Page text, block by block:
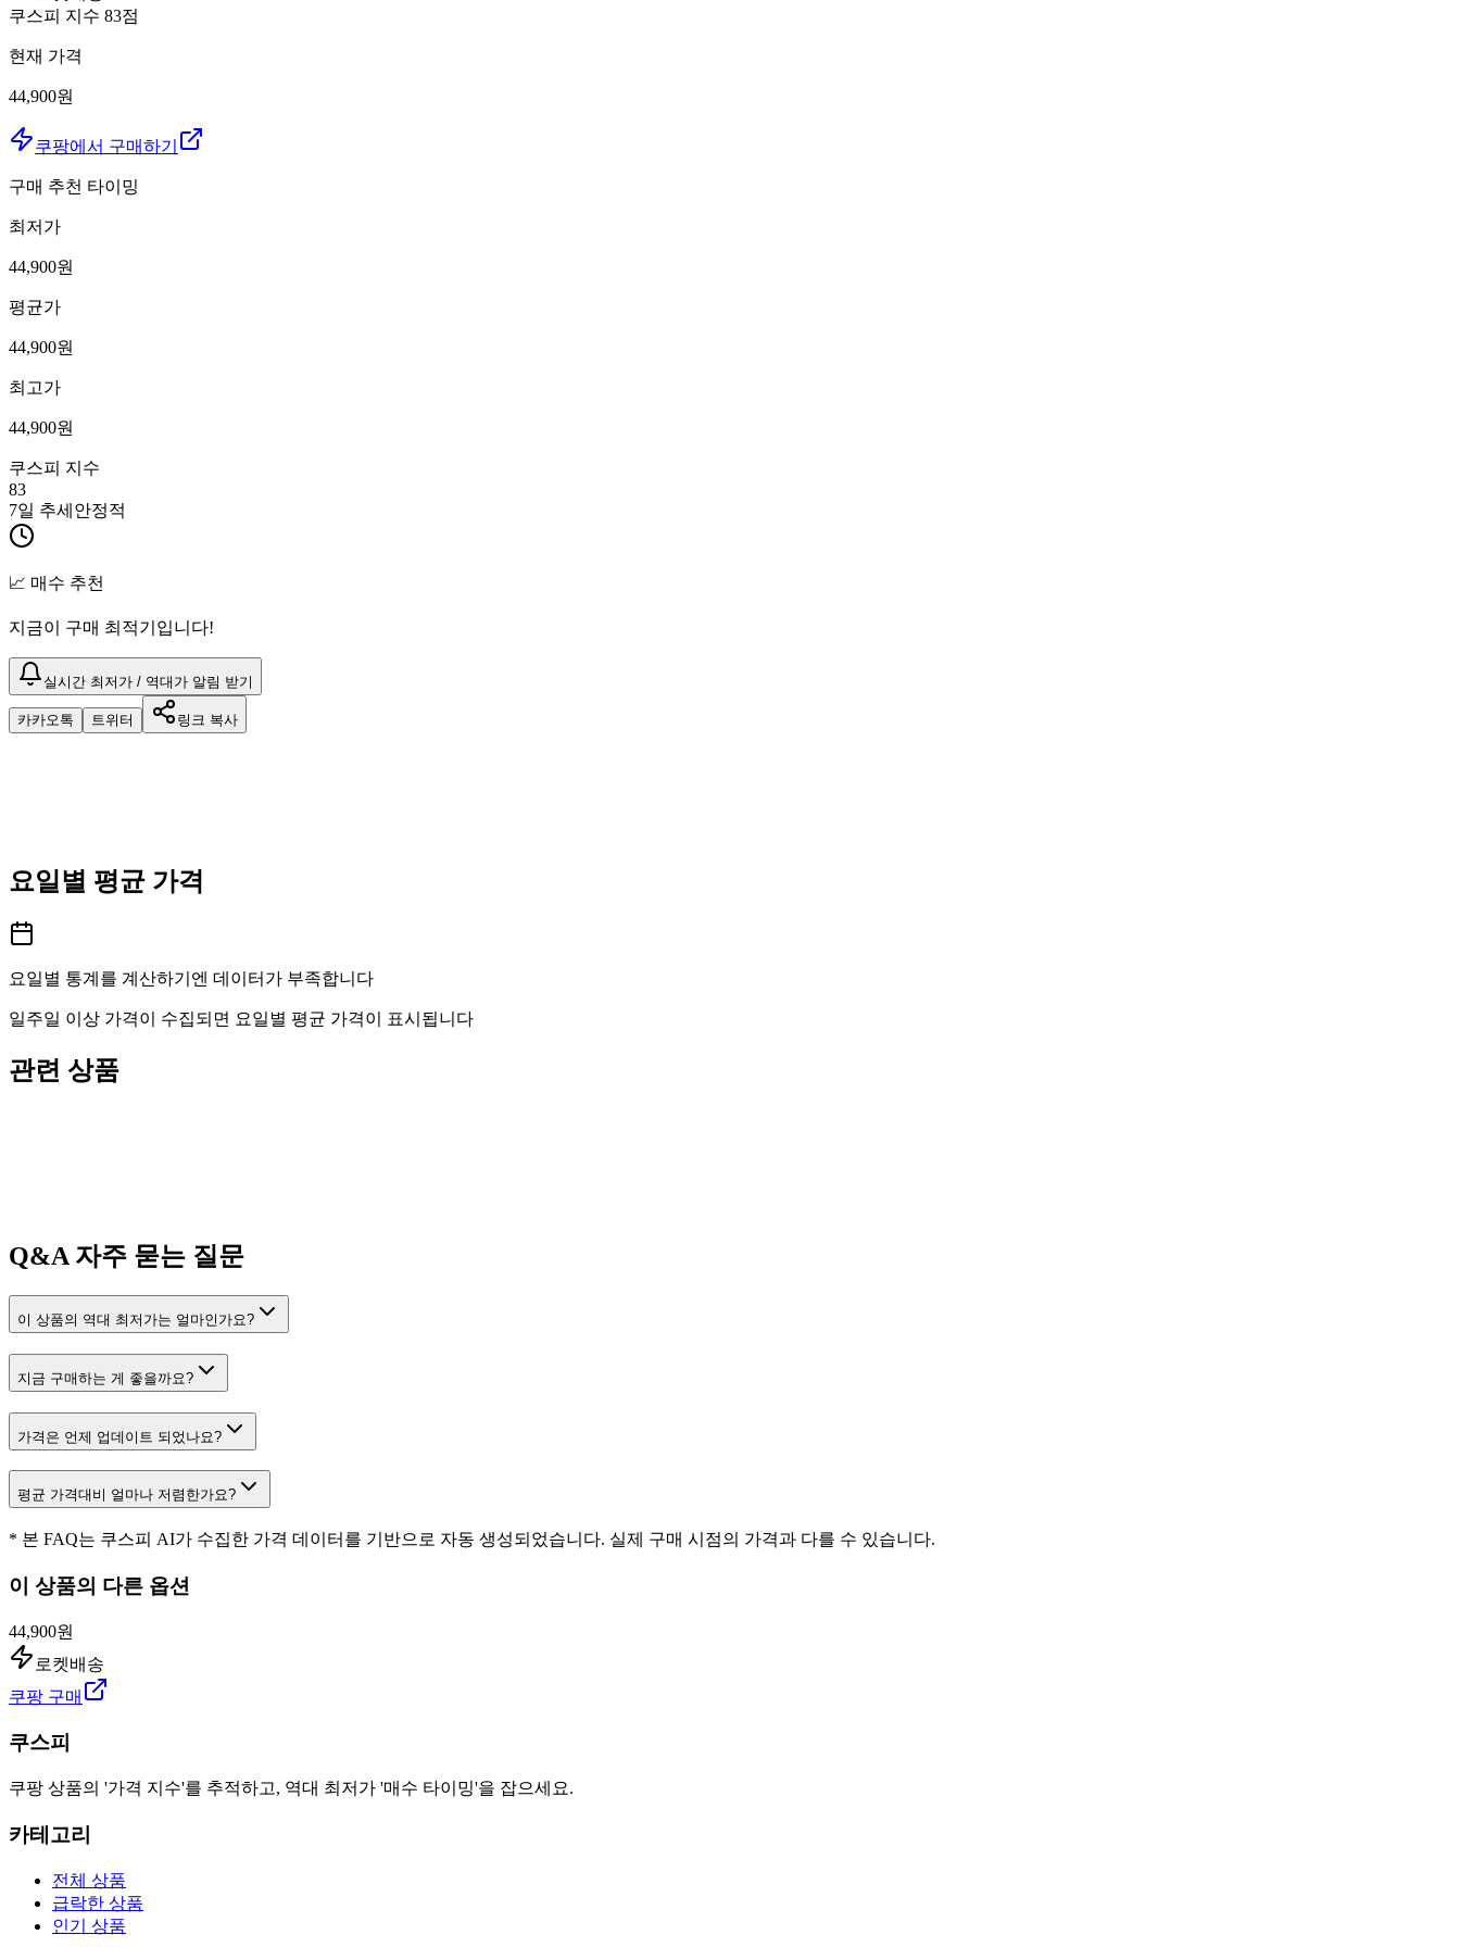
쿠스피 지수 83점
현재 가격
44,900원
쿠팡에서 구매하기
구매 추천 타이밍
최저가
44,900원
평균가
44,900원
최고가
44,900원
쿠스피 지수
83
7일 추세 안정적
📈 매수 추천
지금이 구매 최적기입니다!
실시간 최저가 / 역대가 알림 받기
카카오톡 트위터 링크 복사
요일별 평균 가격
요일별 통계를 계산하기엔 데이터가 부족합니다
일주일 이상 가격이 수집되면 요일별 평균 가격이 표시됩니다
관련 상품
Q&A자주 묻는 질문
이 상품의 역대 최저가는 얼마인가요?
지금 구매하는 게 좋을까요?
가격은 언제 업데이트 되었나요?
평균 가격대비 얼마나 저렴한가요?
* 본 FAQ는 쿠스피 AI가 수집한 가격 데이터를 기반으로 자동 생성되었습니다. 실제 구매 시점의 가격과 다를 수 있습니다.
이 상품의 다른 옵션
44,900원
로켓배송
쿠팡 구매
쿠스피
쿠팡 상품의 '가격 지수'를 추적하고, 역대 최저가 '매수 타이밍'을 잡으세요.
카테고리
전체 상품
급락한 상품
인기 상품